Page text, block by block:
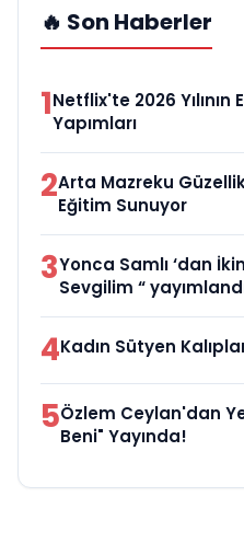
🔥 Son Haberler
1Netflix'te 2026
Yapımları
2Arta Mazreku
Eğitim Sunuyor
3Yonca Samlı ‘dan
Sevgilim “
4Kadın Sütyen
5Özlem Ceylan'dan
Beni" Yayında!